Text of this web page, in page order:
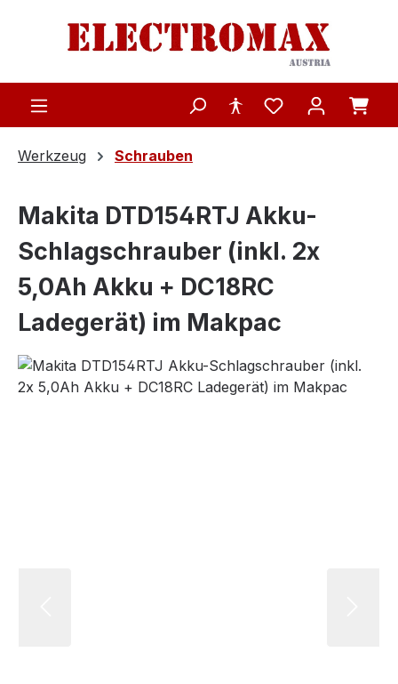
Zum Hauptinhalt springen
Werkzeug Schrauben
Makita DTD154RTJ Akku-
Schlagschrauber (inkl. 2x
5,0Ah Akku + DC18RC
Ladegerät) im Makpac
Bildergalerie überspringen